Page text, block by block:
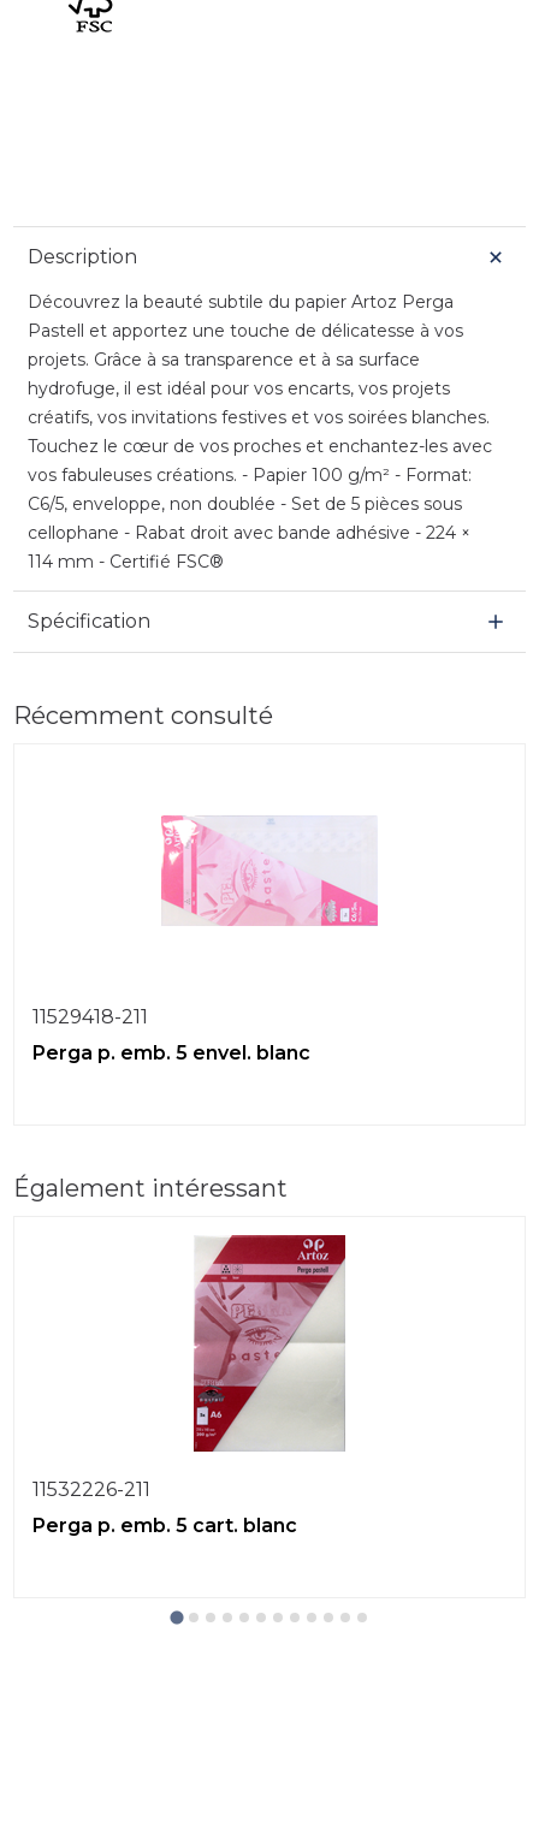
Description
Découvrez la beauté subtile du papier Artoz Perga
Pastell et apportez une touche de délicatesse à vos
projets. Grâce à sa transparence et à sa surface
hydrofuge, il est idéal pour vos encarts, vos projets
créatifs, vos invitations festives et vos soirées blanches.
Touchez le cœur de vos proches et enchantez-les avec
vos fabuleuses créations. - Papier 100 g/m² - Format:
C6/5, enveloppe, non doublée - Set de 5 pièces sous
cellophane - Rabat droit avec bande adhésive - 224 ×
114 mm - Certifié FSC®
Spécification
Récemment consulté
11529418-211
Perga p. emb. 5 envel. blanc
Également intéressant
11532226-211
Perga p. emb. 5 cart. blanc